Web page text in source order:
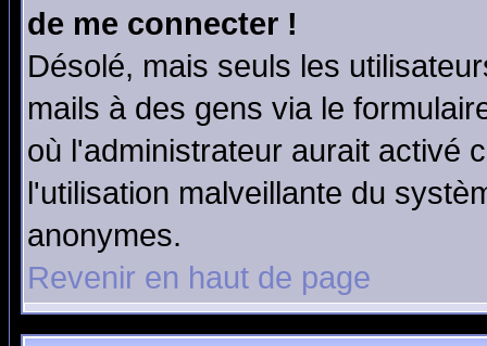
de me connecter !
Désolé, mais seuls les
mails à des gens via le
où l'administrateur aurait activé
l'utilisation malveillante du
anonymes.
Revenir en haut de page